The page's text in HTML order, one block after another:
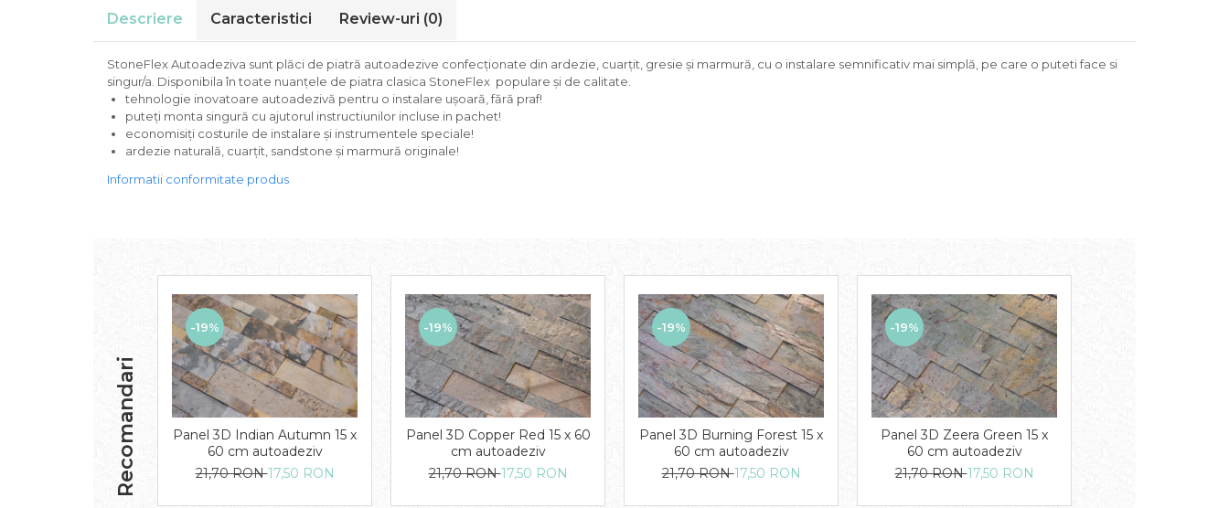
Descriere Caracteristici Review-uri (0)
StoneFlex Autoadeziva sunt plăci de piatră autoadezive confecționate din ardezie, cuarțit, gresie și marmură, cu o instalare semnificativ mai simplă, pe care o puteti face si
singur/a. Disponibila în toate nuanțele de piatra clasica StoneFlex populare și de calitate.
tehnologie inovatoare autoadezivă pentru o instalare ușoară, fără praf!
puteți monta singură cu ajutorul instructiunilor incluse in pachet!
economisiți costurile de instalare și instrumentele speciale!
ardezie naturală, cuarțit, sandstone și marmură originale!
Informatii conformitate produs
Recomandari
-19%
Panel 3D Indian Autumn 15 x
60 cm autoadeziv
21,70 RON17,50 RON
-19%
Panel 3D Copper Red 15 x 60
cm autoadeziv
21,70 RON17,50 RON
-19%
Panel 3D Burning Forest 15 x
60 cm autoadeziv
21,70 RON17,50 RON
-19%
Panel 3D Zeera Green 15 x
60 cm autoadeziv
21,70 RON17,50 RON